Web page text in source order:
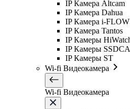
IP Камера Altcam
IP Камера Dahua
IP Камера i-FLOW
IP Камера Tantos
IP Камеры
IP Камеры
IP Камеры ST
Wi-fi Видеокамера
Wi-fi Видеокамера